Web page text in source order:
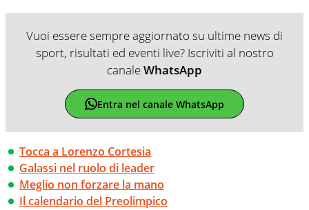
Vuoi essere sempre aggiornato su ultime news di
sport, risultati ed eventi live? Iscriviti al nostro
canaleWhatsApp
Entra nel canale WhatsApp
Tocca a Lorenzo Cortesia
Galassi nel ruolo di leader
Meglio non forzare la mano
Il calendario del Preolimpico